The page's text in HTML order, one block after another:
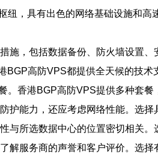
纽，具有出色的网络基础设施和
，包括数据备份、防火墙设置
高防VPS都提供全天候的技术
香港BGP高防VPS提供多种套
能力，还应考虑网络性能。选
所选数据中心的位置密切相关
服务商的声誉和客户评价。选